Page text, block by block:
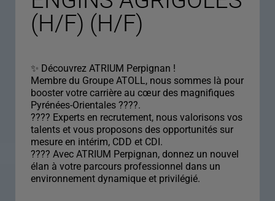
(H/F) (H/F)
✨ Découvrez ATRIUM Perpignan !
Membre du Groupe ATOLL, nous sommes là pour
booster votre carrière au cœur des magnifiques
Pyrénées-Orientales ????.
???? Experts en recrutement, nous valorisons vos
talents et vous proposons des opportunités sur
mesure en intérim, CDD et CDI.
???? Avec ATRIUM Perpignan, donnez un nouvel
élan à votre parcours professionnel dans un
environnement dynamique et privilégié.